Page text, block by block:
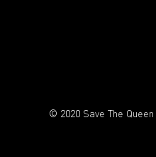
© 2020 Save The